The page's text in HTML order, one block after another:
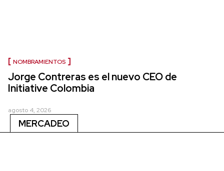
NOMBRAMIENTOS
Jorge Contreras es el nuevo CEO de
Initiative Colombia
agosto 4, 2026
MERCADEO